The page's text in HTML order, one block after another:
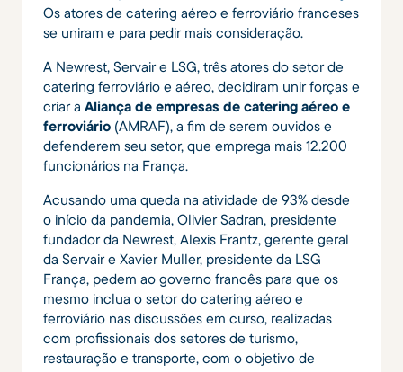
Os atores de catering aéreo e ferroviário franceses
se uniram e para pedir mais consideração.
A Newrest, Servair e LSG, três atores do setor de
catering ferroviário e aéreo, decidiram unir forças e
criar a Aliança de empresas de catering aéreo e
ferroviário (AMRAF), a fim de serem ouvidos e
defenderem seu setor, que emprega mais 12.200
funcionários na França.
Acusando uma queda na atividade de 93% desde
o início da pandemia, Olivier Sadran, presidente
fundador da Newrest, Alexis Frantz, gerente geral
da Servair e Xavier Muller, presidente da LSG
França, pedem ao governo francês para que os
mesmo inclua o setor do catering aéreo e
ferroviário nas discussões em curso, realizadas
com profissionais dos setores de turismo,
restauração e transporte, com o objetivo de